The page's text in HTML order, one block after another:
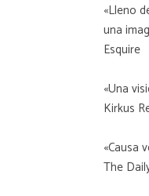
«Lleno
una
Esquire
«Una
Kirkus
«Causa
The